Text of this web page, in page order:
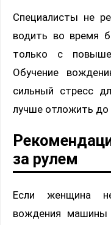
Специалисты не
водить во время
только с
Обучение
сильный стресс
лучше отложить
за рулем
Если женщина
вождения машины